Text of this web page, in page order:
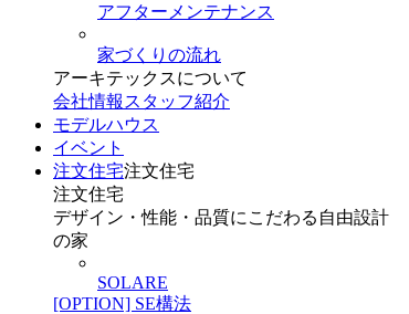
アフターメンテナンス
家づくりの流れ
アーキテックスについて
会社情報 スタッフ紹介
モデルハウス
イベント
注文住宅注文住宅
注文住宅
デザイン・性能・品質にこだわる自由設計
の家
SOLARE
[OPTION] SE構法